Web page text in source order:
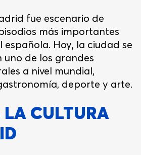
fue escenario de
más importantes
española. Hoy, la ciudad se
uno de los grandes
a nivel mundial,
deporte y arte.
LA CULTURA